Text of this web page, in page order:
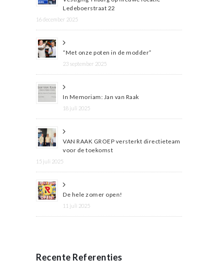
Ledeboerstraat 22
16 december 2025
“Met onze poten in de modder”
23 september 2025
In Memoriam: Jan van Raak
18 juli 2025
VAN RAAK GROEP versterkt directieteam
voor de toekomst
15 juli 2025
De hele zomer open!
11 juli 2025
Recente Referenties